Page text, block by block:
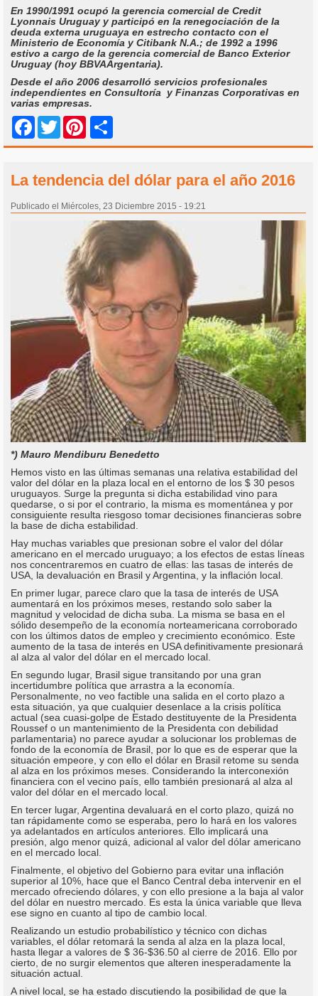
En 1990/1991 ocupó la gerencia comercial de Credit
Lyonnais Uruguay y participó en la renegociación de la
deuda externa uruguaya en estrecho contacto con el
Ministerio de Economía y Citibank N.A.; de 1992 a 1996
estivo a cargo de la gerencia comercial de Banco Exterior
Uruguay (hoy BBVAArgentaria).
Desde el año 2006 desarrolló servicios profesionales
independientes en Consultoría y Finanzas Corporativas en
varias empresas.
Facebook
Twitter Pinterest
La tendencia del dólar para el año 2016
Publicado el Miércoles, 23 Diciembre 2015 - 19:21
*) Mauro Mendiburu Benedetto
Hemos visto en las últimas semanas una relativa estabilidad del
valor del dólar en la plaza local en el entorno de los $ 30 pesos
uruguayos. Surge la pregunta si dicha estabilidad vino para
quedarse, o si por el contrario, la misma es momentánea y por
consiguiente resulta riesgoso tomar decisiones financieras sobre
la base de dicha estabilidad.
Hay muchas variables que presionan sobre el valor del dólar
americano en el mercado uruguayo; a los efectos de estas líneas
nos concentraremos en cuatro de ellas: las tasas de interés de
USA, la devaluación en Brasil y Argentina, y la inflación local.
En primer lugar, parece claro que la tasa de interés de USA
aumentará en los próximos meses, restando solo saber la
magnitud y velocidad de dicha suba. La misma se basa en el
sólido desempeño de la economía norteamericana corroborado
con los últimos datos de empleo y crecimiento económico. Este
aumento de la tasa de interés en USA definitivamente presionará
al alza al valor del dólar en el mercado local.
En segundo lugar, Brasil sigue transitando por una gran
incertidumbre política que arrastra a la economía.
Personalmente, no veo factible una salida en el corto plazo a
esta situación, ya que cualquier desenlace a la crisis política
actual (sea cuasi-golpe de Estado destituyente de la Presidenta
Roussef o un mantenimiento de la Presidenta con debilidad
parlamentaria) no parece ayudar a solucionar los problemas de
fondo de la economía de Brasil, por lo que es de esperar que la
situación empeore, y con ello el dólar en Brasil retome su senda
al alza en los próximos meses. Considerando la interconexión
financiera con el vecino país, ello también presionará al alza al
valor del dólar en el mercado local.
En tercer lugar, Argentina devaluará en el corto plazo, quizá no
tan rápidamente como se esperaba, pero lo hará en los valores
ya adelantados en artículos anteriores. Ello implicará una
presión, algo menor quizá, adicional al valor del dólar americano
en el mercado local.
Finalmente, el objetivo del Gobierno para evitar una inflación
superior al 10%, hace que el Banco Central deba intervenir en el
mercado ofreciendo dólares, y con ello presione a la baja al valor
del dólar en nuestro mercado. Es esta la única variable que lleva
ese signo en cuanto al tipo de cambio local.
Realizando un estudio probabilístico y técnico con dichas
variables, el dólar retomará la senda al alza en la plaza local,
hasta llegar a valores de $ 36-$36.50 al cierre de 2016. Ello por
cierto, de no surgir elementos que alteren inesperadamente la
situación actual.
A nivel local, se ha estado discutiendo la posibilidad de que la